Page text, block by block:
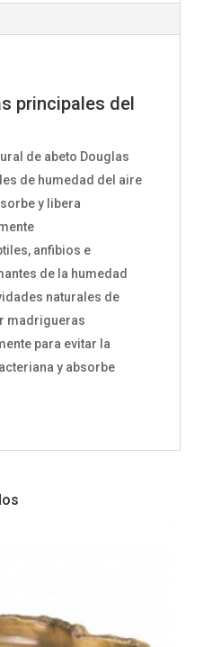
principales del
de abeto Douglas
de humedad del aire
y libera
anfibios e
de la humedad
naturales de
madrigueras
para evitar la
y absorbe